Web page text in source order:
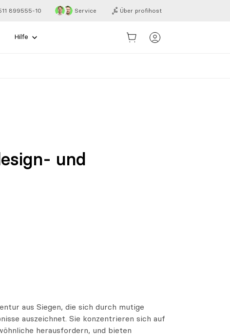
899555-10 Service Über profihost
Hilfe
und
aus Siegen, die sich durch mutige
auszeichnet. Sie konzentrieren sich auf
herausfordern, und bieten